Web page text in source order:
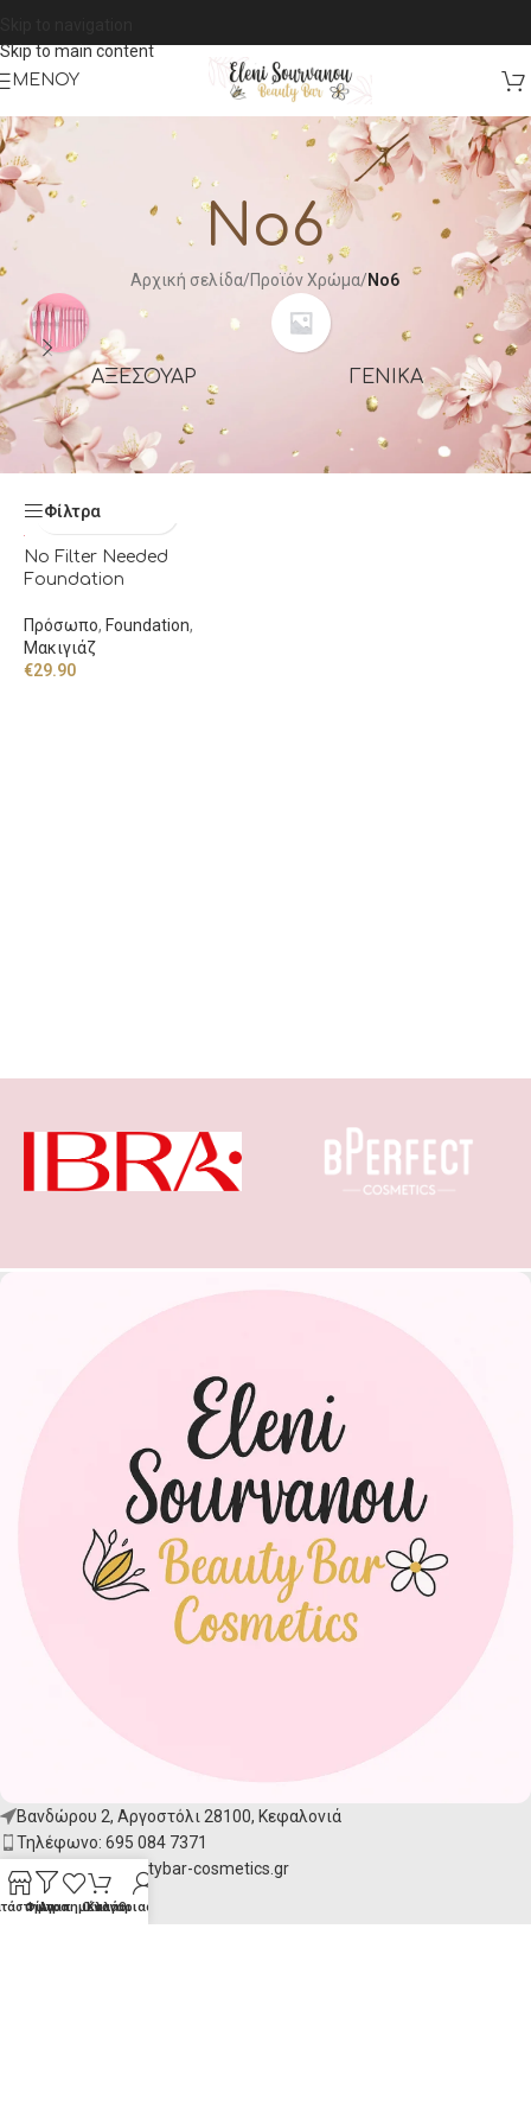
Skip to main content
ΜΕΝΟΎ
No6
Αρχική σελίδα/Προϊόν Χρώμα/No6
ΑΞΕΣΟΥΑΡ ΓΕΝΙΚΆ
Φίλτρα
No Filter Needed
Foundation
Πρόσωπο, Foundation,
Μακιγιάζ
€29.90
Βανδώρου 2, Αργοστόλι 28100, Κεφαλονιά
Τηλέφωνο: 695 084 7371
Email: info@beautybar-cosmetics.gr
Φίλτρα
ΑγαπημέναΚαλάθι
Ο λογαριασμός μου